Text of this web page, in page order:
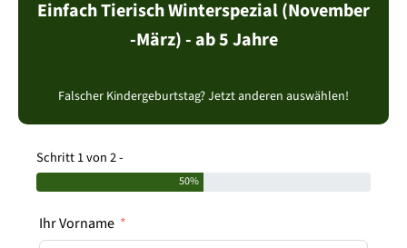
Hunde im Wildpark
Barrierefreiheit
Leitbild
Einfach Tierisch Winterspezial (November
-März) - ab 5 Jahre
Falscher Kindergeburtstag? Jetzt anderen auswählen!
Schritt 1 von 2 -
50%
Ihr Vorname